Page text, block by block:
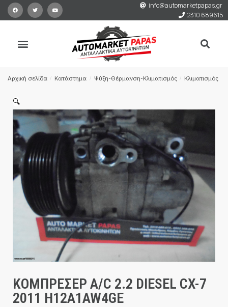
info@automarketpapas.gr
2310 689615
Αρχική σελίδα / Κατάστημα / Ψύξη-Θέρμανση-Κλιματισμός / Κλιματισμός
🔍
ΚΟΜΠΡΕΣΕΡ A/C 2.2 DIESEL CX-7
2011 H12A1AW4GE